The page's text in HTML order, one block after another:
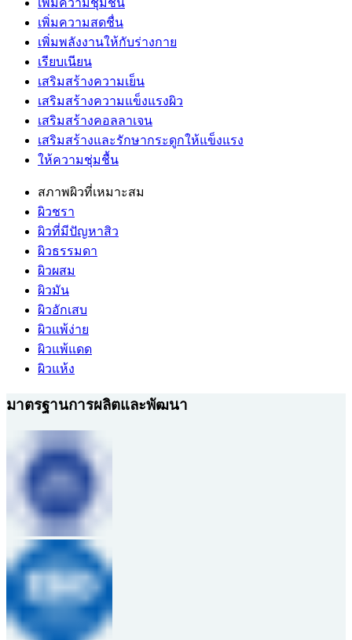
เพิ่มความชุ่มชื้น
เพิ่มความสดชื่น
เพิ่มพลังงานให้กับร่างกาย
เรียบเนียน
เสริมสร้างความเย็น
เสริมสร้างความแข็งแรงผิว
เสริมสร้างคอลลาเจน
เสริมสร้างและรักษากระดูกให้แข็งแรง
ให้ความชุ่มชื้น
สภาพผิวที่เหมาะสม
ผิวชรา
ผิวที่มีปัญหาสิว
ผิวธรรมดา
ผิวผสม
ผิวมัน
ผิวอักเสบ
ผิวแพ้ง่าย
ผิวแพ้แดด
ผิวแห้ง
มาตรฐานการผลิตและพัฒนา